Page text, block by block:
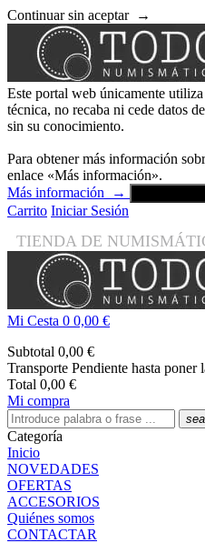
Continuar sin aceptar →
Este portal web únicamente
técnica, no recaba ni cede datos
sin su conocimiento.
Para obtener más información
enlace «Más información».
Más información
→
Carrito Iniciar Sesión
TIENDA DE
Mi Cesta 0 0,00 €
Subtotal 0,00 €
Transporte Pendiente hasta poner
Total 0,00 €
Mi compra
Categoría
Inicio
NOVEDADES
OFERTAS
ACCESORIOS
Quiénes somos
CONTACTAR